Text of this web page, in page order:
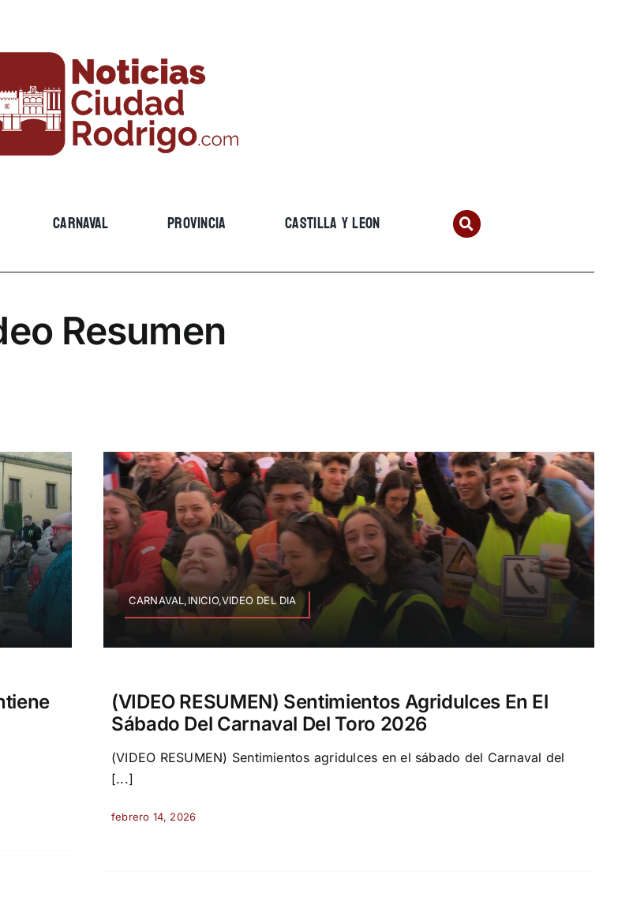
CARNAVAL PROVINCIA CASTILLA Y LEON
Resumen
CARNAVAL,INICIO,VIDEO DEL DIA
(VIDEO RESUMEN) Sentimientos Agridulces En El
Sábado Del Carnaval Del Toro 2026
(VIDEO RESUMEN) Sentimientos agridulces en el sábado del Carnaval del
[...]
febrero 14, 2026